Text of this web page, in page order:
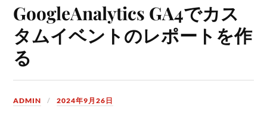
GoogleAnalytics GA4でカス
タムイベントのレポートを作
る
ADMIN 2024年9月26日